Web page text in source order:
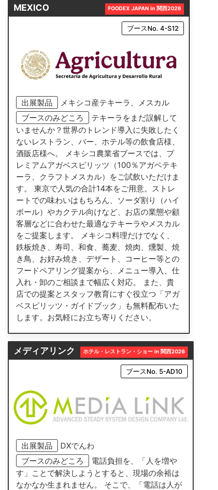
MEXICO FOODEX JAPAN in 関西2026
ブースNo. 4-S12
出展製品
メキシコ産テキーラ、メスカル
ブースのみどころ
テキーラをまだ誤解して
いませんか？世界のトレンド導入に失敗したく
ないレストラン、バー、ホテル等の飲食店様、
酒販店様へ。 メキシコ農業省ブースでは、プ
レミアムアガベスピリッツ（100％アガベテキ
ーラ、クラフトメスカル）をご試飲いただけま
す。 東京で人気の合計14本をご用意。ストレ
ートでの味わいはもちろん、ソーダ割り（ハイ
ボール）やカクテル向けなど、お店の業態や顧
客層などに合わせた最適なテキーラやメスカル
をご提案します。 メキシコ料理だけでなく、
鉄板焼き、寿司、和食、蕎麦、焼肉、燻製、焼
き鳥、お好み焼き、デザート、コーヒー等との
フードペアリング提案から、メニュー導入、仕
入れ・卸のご相談まで幅広く対応。 また、貴
店での提案とスタッフ教育にすぐ役立つ「アガ
ベスピリッツ・ガイドブック」も無料配布いた
します。お気軽にお立ち寄りください。
メディアリンク ホテル・レストラン・ショー in 関西2026
ブースNo. 5-AD10
出展製品
DXでんわ
ブースのみどころ
電話負担を、「人を増や
す」ことで解決しようとすると、現場の余裕は
なかなか生まれません。 そこで、「電話は人が